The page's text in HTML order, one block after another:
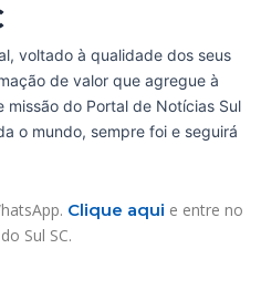
voltado à qualidade dos seus
de valor que agregue à
do Portal de Notícias Sul
o mundo, sempre foi e seguirá
Clique aqui e entre no
Sul SC.